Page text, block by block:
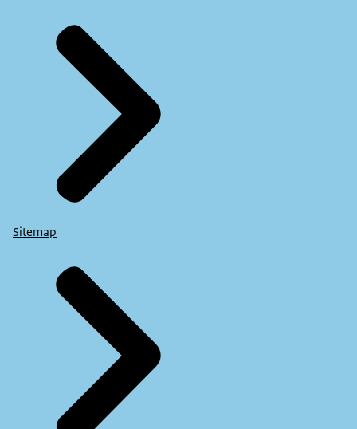
Vijf: laat onderhoud en reparatie uitvoeren bij
erkende autobedrijven.
Reageert je rijhulpsysteem anders dan verwacht?
Meld dit dan bij je autobedrijf of
leasemaatschappij.
Rij slim en ga veilig op weg.
onderweg)
en OP 56 SECONDEN (RIJKSOVERHEID LOGO)
Sitemap